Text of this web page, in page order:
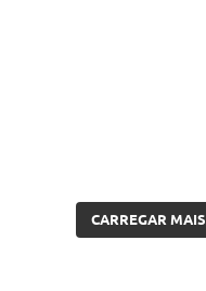
CARREGAR MAIS